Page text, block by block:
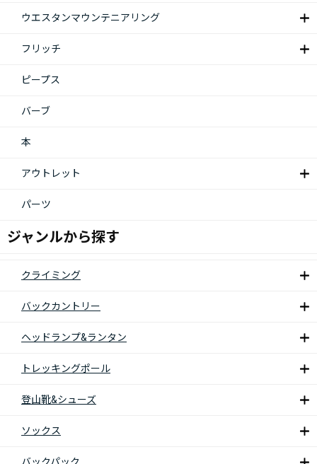
ウエスタンマウンテニアリング
フリッチ
ピープス
バーブ
本
アウトレット
パーツ
ジャンルから探す
クライミング
バックカントリー
ヘッドランプ&ランタン
トレッキングポール
登山靴&シューズ
ソックス